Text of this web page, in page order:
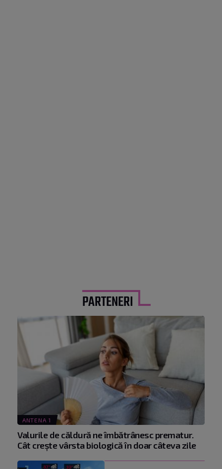
PARTENERI
ANTENA 1
Valurile de căldură ne îmbătrânesc prematur.
Cât crește vârsta biologică în doar câteva zile